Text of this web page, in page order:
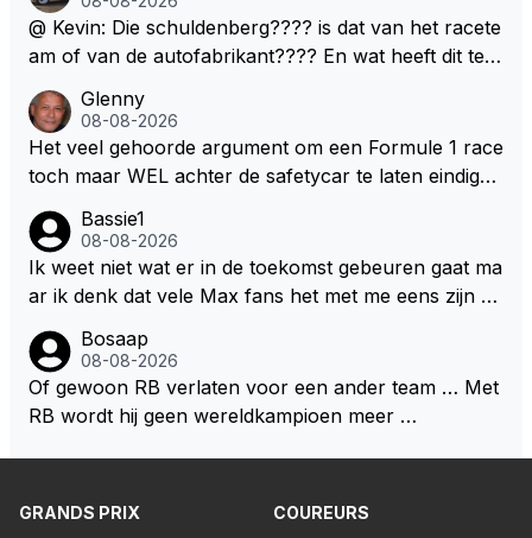
mogelijkheden. Het ouderwetse racen waarbij de ma
nnen en jongens verdeeld worden. Als deze auto's g
uden dan dat hij op dit moment beweerd. Dan kan hij
zijn talenten en uitzonderlijke klasse laten zien en he
eft daar enorm veel lol aan.
@ Kevin: Die schuldenberg???? is dat van het racete
am of van de autofabrikant???? En wat heeft dit te
ert nu de spindoctor van newey geworden?? Eerlijk
gezegd snap ik de de kop én het artikel niet echt.
Glenny
08-08-2026
Het veel gehoorde argument om een Formule 1 race
toch maar WEL achter de safetycar te laten eindigen
dat men vreest voor een brandstof tekort. Kennelijk
rijden de teams met tot op de liter afgemeten peut...
Bassie1
08-08-2026
Ik weet niet wat er in de toekomst gebeuren gaat ma
ar ik denk dat vele Max fans het met me eens zijn da
zijn als Alonso samen met Max ergens in een vieren
twings uur race samen in een team zouden zitten. D
eze 2 coureurs zouden een fantastisch affiche zijn v
Bosaap
08-08-2026
Of gewoon RB verlaten voor een ander team … Met
RB wordt hij geen wereldkampioen meer …
GRANDS PRIX
COUREURS